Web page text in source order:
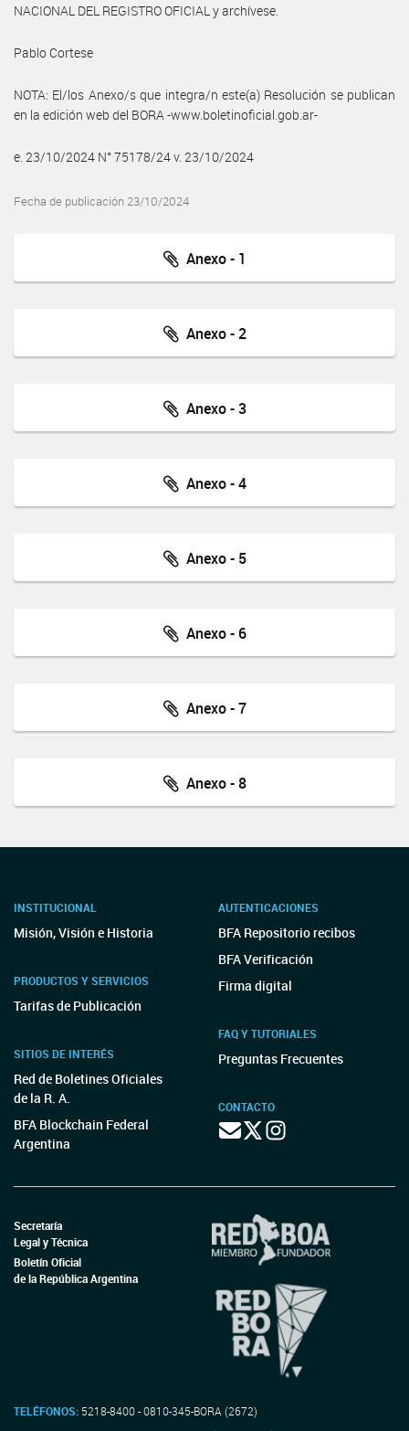
NACIONAL DEL REGISTRO OFICIAL y archívese.
Pablo Cortese
NOTA: El/los Anexo/s que integra/n este(a) Resolución se publican
en la edición web del BORA -www.boletinoficial.gob.ar-
e. 23/10/2024 N° 75178/24 v. 23/10/2024
Fecha de publicación 23/10/2024
Anexo - 1
Anexo - 2
Anexo - 3
Anexo - 4
Anexo - 5
Anexo - 6
Anexo - 7
Anexo - 8
INSTITUCIONAL
Misión, Visión e Historia
PRODUCTOS Y SERVICIOS
Tarifas de Publicación
SITIOS DE INTERÉS
Red de Boletines Oficiales
de la R. A.
BFA Blockchain Federal
Argentina
AUTENTICACIONES
BFA Repositorio recibos
BFA Verificación
Firma digital
FAQ Y TUTORIALES
Preguntas Frecuentes
CONTACTO
Secretaría
Legal y Técnica
Boletín Oficial
de la República Argentina
TELÉFONOS: 5218-8400 - 0810-345-BORA (2672)